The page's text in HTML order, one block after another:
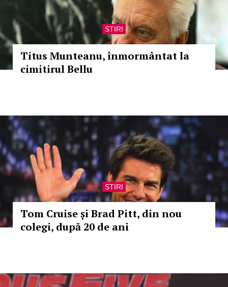
STIRI
Titus Munteanu, înmormântat la
cimitirul Bellu
STIRI
Tom Cruise și Brad Pitt, din nou
colegi, după 20 de ani